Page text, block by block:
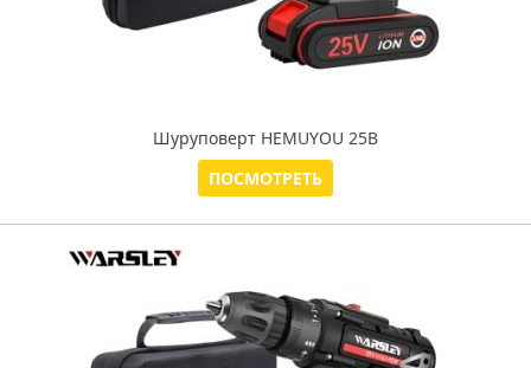
Шуруповерт HEMUYOU 25В
ПОСМОТРЕТЬ